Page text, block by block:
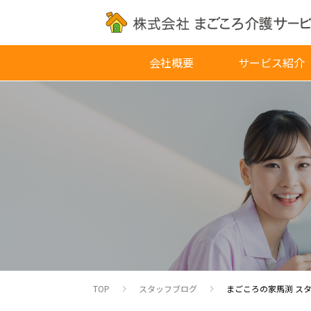
会社概要 サービス紹介
TOP スタッフブログ まごころの家馬渕 ス